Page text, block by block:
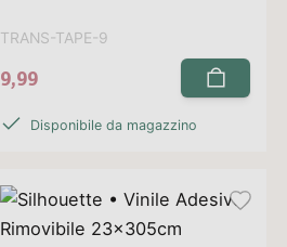
TRANS-TAPE-9
9,99
Disponibile da magazzino